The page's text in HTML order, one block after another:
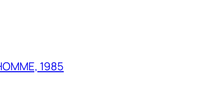
1985